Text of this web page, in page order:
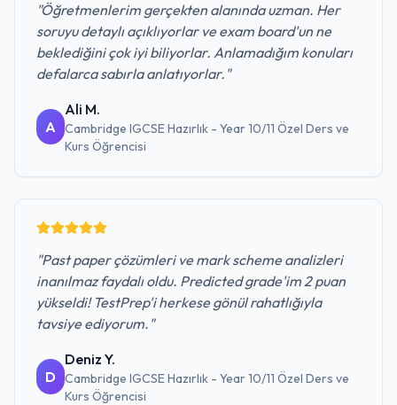
"Öğretmenlerim gerçekten alanında uzman. Her
soruyu detaylı açıklıyorlar ve exam board'un ne
beklediğini çok iyi biliyorlar. Anlamadığım konuları
defalarca sabırla anlatıyorlar. "
A
Ali M.
Cambridge IGCSE Hazırlık - Year 10/11 Özel Ders ve
Kurs Öğrencisi
"Past paper çözümleri ve mark scheme analizleri
inanılmaz faydalı oldu. Predicted grade'im 2 puan
yükseldi! TestPrep'i herkese gönül rahatlığıyla
tavsiye ediyorum. "
D
Deniz Y.
Cambridge IGCSE Hazırlık - Year 10/11 Özel Ders ve
Kurs Öğrencisi